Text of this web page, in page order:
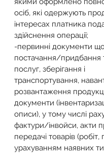
осіб, які одержують
інтересах платника
здійснення операції;
-первинні документи
постачання/придбання
послуг, зберігання і
транспортування,
розвантаження
документи
описи), у тому числі
фактури/інвойси, акти
передачі товарів (робіт,
урахуванням наявних